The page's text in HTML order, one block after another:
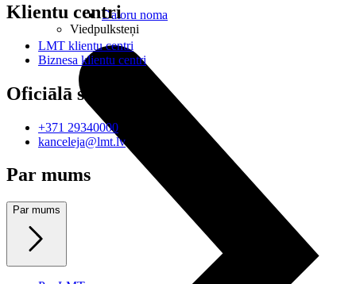
Datoru noma
Viedpulksteņi
Klientu centri
LMT klientu centri
Biznesa klientu centri
Oficiālā saziņa
+371 29340000
kanceleja@lmt.lv
Par mums
Par mums